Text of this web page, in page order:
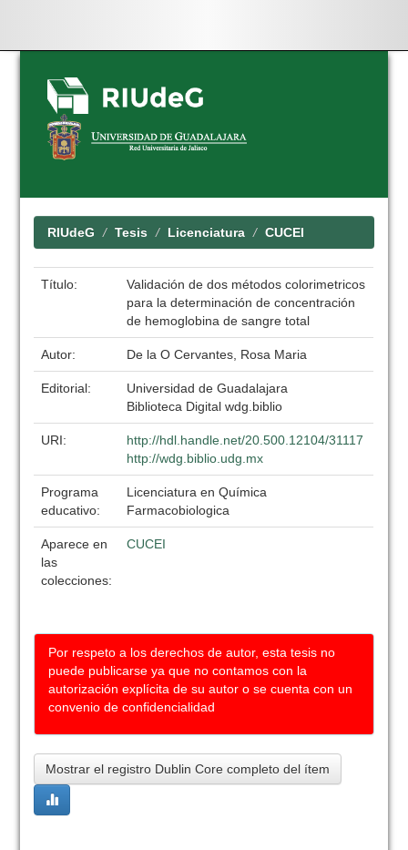
Skip
navigation
RIUdeG Tesis Licenciatura CUCEI
Título:
Validación de dos métodos colorimetricos
para la determinación de concentración
de hemoglobina de sangre total
Autor: De la O Cervantes, Rosa Maria
Editorial:
Universidad de Guadalajara
Biblioteca Digital wdg.biblio
URI:
http://hdl.handle.net/20.500.12104/31117
http://wdg.biblio.udg.mx
Programa
educativo:
Licenciatura en Química
Farmacobiologica
Aparece en
las
colecciones:
CUCEI
Por respeto a los derechos de autor, esta tesis no
puede publicarse ya que no contamos con la
autorización explícita de su autor o se cuenta con un
convenio de confidencialidad
Mostrar el registro Dublin Core completo del ítem